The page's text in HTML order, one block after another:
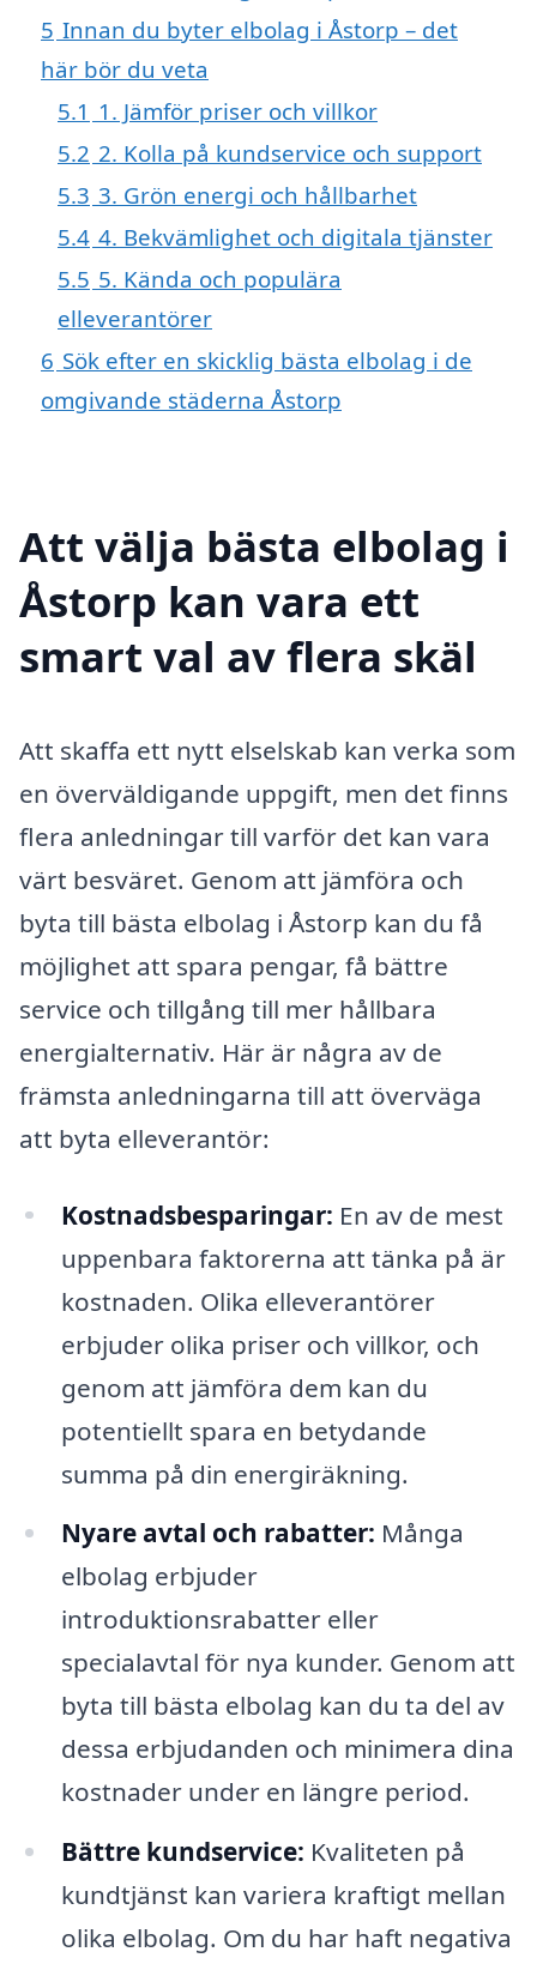
5 Innan du byter elbolag i Åstorp – det
här bör du veta
5.1 1. Jämför priser och villkor
5.2 2. Kolla på kundservice och support
5.3 3. Grön energi och hållbarhet
5.4 4. Bekvämlighet och digitala tjänster
5.5 5. Kända och populära
elleverantörer
6 Sök efter en skicklig bästa elbolag i de
omgivande städerna Åstorp
Att välja bästa elbolag i
Åstorp kan vara ett
smart val av flera skäl
Att skaffa ett nytt elselskab kan verka som
en överväldigande uppgift, men det finns
flera anledningar till varför det kan vara
värt besväret. Genom att jämföra och
byta till bästa elbolag i Åstorp kan du få
möjlighet att spara pengar, få bättre
service och tillgång till mer hållbara
energialternativ. Här är några av de
främsta anledningarna till att överväga
att byta elleverantör:
Kostnadsbesparingar: En av de mest
uppenbara faktorerna att tänka på är
kostnaden. Olika elleverantörer
erbjuder olika priser och villkor, och
genom att jämföra dem kan du
potentiellt spara en betydande
summa på din energiräkning.
Nyare avtal och rabatter: Många
elbolag erbjuder
introduktionsrabatter eller
specialavtal för nya kunder. Genom att
byta till bästa elbolag kan du ta del av
dessa erbjudanden och minimera dina
kostnader under en längre period.
Bättre kundservice: Kvaliteten på
kundtjänst kan variera kraftigt mellan
olika elbolag. Om du har haft negativa